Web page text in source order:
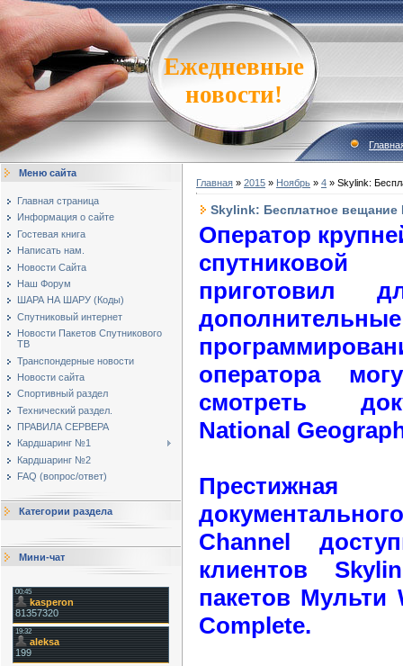
Ежедневные
новости!
Меню сайта
Главная страница
Информация о сайте
Гостевая книга
Написать нам.
Новости Сайта
Наш Форум
ШАРА НА ШАРУ (Коды)
Спутниковый интернет
Новости Пакетов Спутникового
ТВ
Транспондерные новости
Новости сайта
Спортивный раздел
Технический раздел.
ПРАВИЛА СЕРВЕРА
Кардшаринг №1
Кардшаринг №2
FAQ (вопрос/ответ)
Категории раздела
Мини-чат
Главная » 2015 » Ноябрь » 4 » Skylink:
Skylink: Бесплатное
Оператор
приготовил
оператора
смотреть
National
Channel
клиентов
пакетов Мульти
Complete.